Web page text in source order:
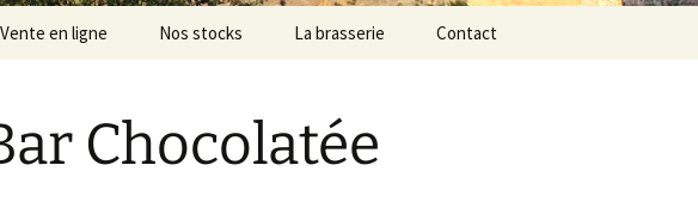
10.1 – NEIPA
Vente en ligne Nos stocks La brasserie
Comment ça marche ?
Contact
Chocolatée